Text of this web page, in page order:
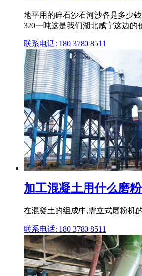
地平用的碎石沙石河沙各是多少
320一吨这是我们湖北咸宁这边的
联系电话: 180 3780 8511
加工混凝土用什么磨
在混凝土的组成中,需立式磨粉机
联系电话: 180 3780 8511